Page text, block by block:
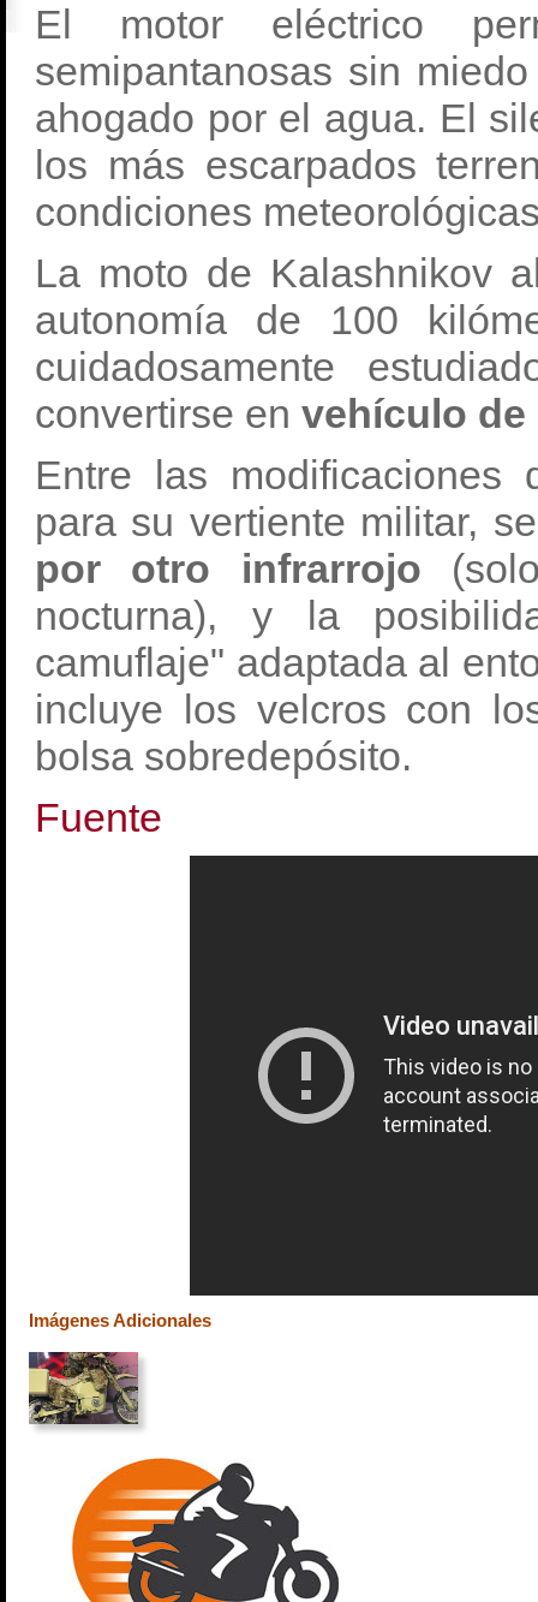
El motor eléctrico
semipantanosas sin
ahogado por el agua. El
los más escarpados
condiciones
La moto de Kalashnikov
autonomía de 100
cuidadosamente
convertirse en vehículo de
Entre las modificaciones
para su vertiente militar,
por otro infrarrojo
nocturna), y la
camuflaje" adaptada al
incluye los velcros con
bolsa sobredepósito.
Fuente
Imágenes Adicionales